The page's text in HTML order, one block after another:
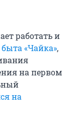
работать и
«Чайка»,
на первом
на